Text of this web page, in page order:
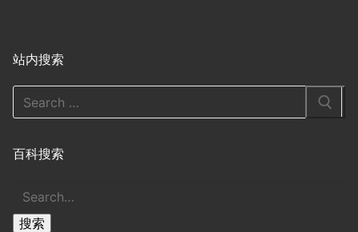
站内搜索
Search
for:
百科搜索
搜
搜索